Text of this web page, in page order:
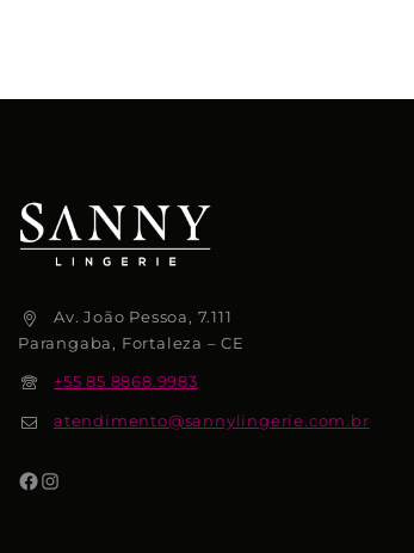
Av. João Pessoa, 7.111
Parangaba, Fortaleza – CE
+55 85 8868.9983
atendimento@sannylingerie.com.br